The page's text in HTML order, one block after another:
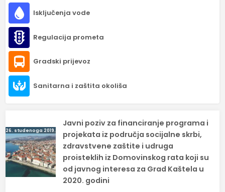
Isključenja vode
Regulacija prometa
Gradski prijevoz
Sanitarna i zaštita okoliša
Navigacija
objava
26. studenoga 2019.
Javni poziv za financiranje programa i
projekata iz područja socijalne skrbi,
zdravstvene zaštite i udruga
proisteklih iz Domovinskog rata koji su
od javnog interesa za Grad Kaštela u
2020. godini